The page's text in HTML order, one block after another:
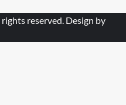
rights reserved. Design by